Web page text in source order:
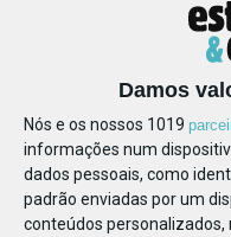
Damos
Nós e os nossos 1019
informações num
dados pessoais, como
padrão enviadas por um
conteúdos personalizados,